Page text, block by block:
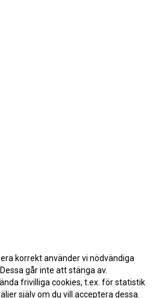
korrekt använder vi nödvändiga
går inte att stänga av.
frivilliga cookies, t.ex. för statistik
själv om du vill acceptera dessa.